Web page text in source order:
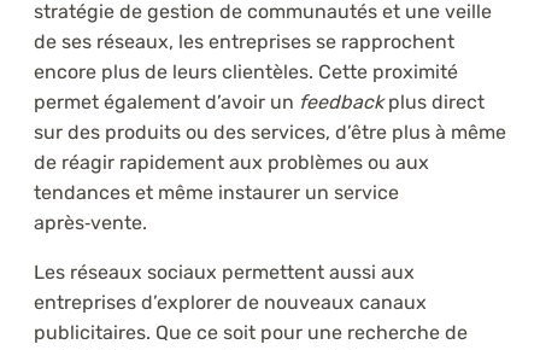
stratégie de gestion de communautés et une veille
de ses réseaux, les entreprises se rapprochent
encore plus de leurs clientèles. Cette proximité
permet également d’avoir un feedbackplus direct
sur des produits ou des services, d’être plus à même
de réagir rapidement aux problèmes ou aux
tendances et même instaurer un service
après‑vente.
Les réseaux sociaux permettent aussi aux
entreprises d’explorer de nouveaux canaux
publicitaires. Que ce soit pour une recherche de